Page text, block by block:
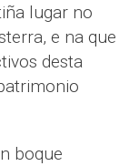
lugar no
e na que
desta
boque